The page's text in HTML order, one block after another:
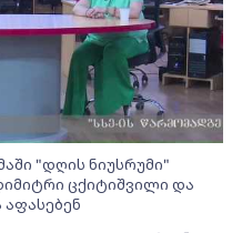
"დღის ნიუსრუმი"
ცქიტიშვილი და